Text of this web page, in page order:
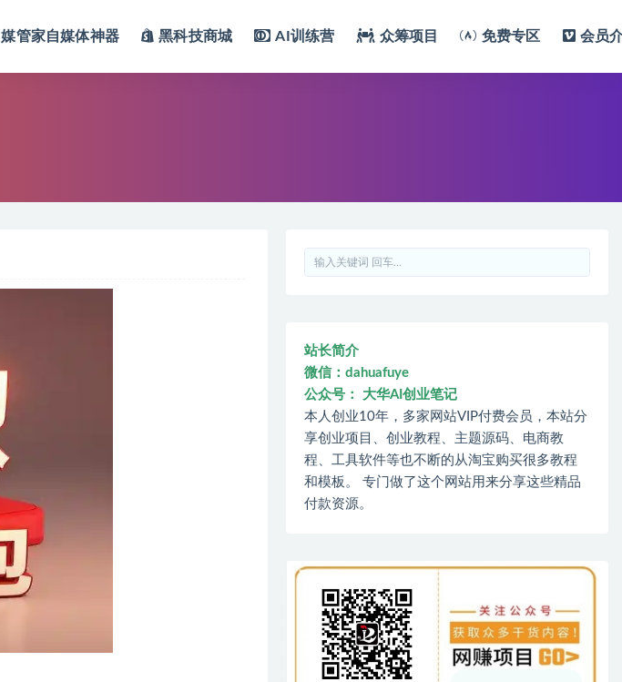
媒管家自媒体神器 黑科技商城 AI训练营 众筹项目 免费专区 会员
站长简介
微信：dahuafuye
公众号： 大华AI创业笔记
本人创业10年，多家网站VIP付费会员，本站分
享创业项目、创业教程、主题源码、电商教
程、工具软件等也不断的从淘宝购买很多教程
和模板。 专门做了这个网站用来分享这些精品
付款资源。